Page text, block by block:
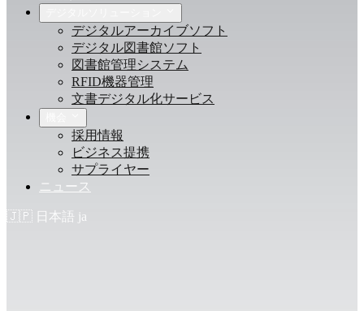
デジタルアーカイブソフト
デジタル図書館ソフト
図書館管理システム
RFID機器管理
文書デジタル化サービス
採用情報
ビジネス提携
サプライヤー
ニュース
🇯🇵 日本語 ja